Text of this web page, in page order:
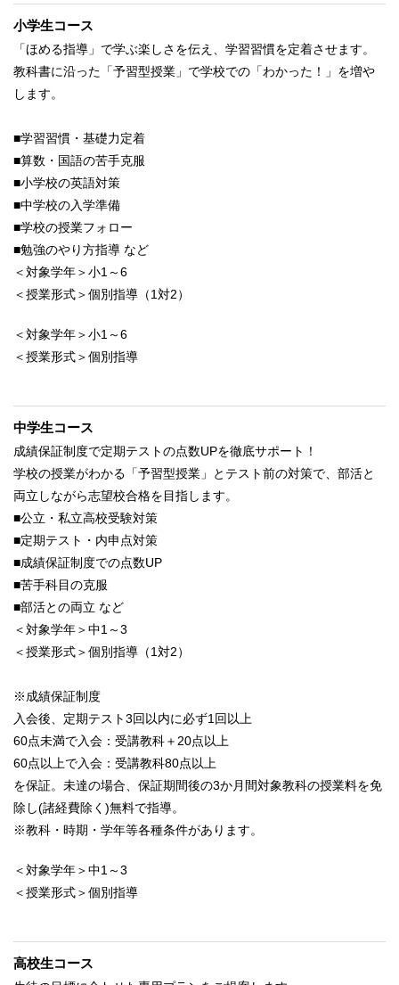
小学生コース
「ほめる指導」で学ぶ楽しさを伝え、学習習慣を定着させます。
教科書に沿った「予習型授業」で学校での「わかった！」を増や
します。
■学習習慣・基礎力定着
■算数・国語の苦手克服
■小学校の英語対策
■中学校の入学準備
■学校の授業フォロー
■勉強のやり方指導 など
＜対象学年＞小1～6
＜授業形式＞個別指導（1対2）
＜対象学年＞小1～6
＜授業形式＞個別指導
中学生コース
成績保証制度で定期テストの点数UPを徹底サポート！
学校の授業がわかる「予習型授業」とテスト前の対策で、部活と
両立しながら志望校合格を目指します。
■公立・私立高校受験対策
■定期テスト・内申点対策
■成績保証制度での点数UP
■苦手科目の克服
■部活との両立 など
＜対象学年＞中1～3
＜授業形式＞個別指導（1対2）
※成績保証制度
入会後、定期テスト3回以内に必ず1回以上
60点未満で入会：受講教科＋20点以上
60点以上で入会：受講教科80点以上
を保証。未達の場合、保証期間後の3か月間対象教科の授業料を免
除し(諸経費除く)無料で指導。
※教科・時期・学年等各種条件があります。
＜対象学年＞中1～3
＜授業形式＞個別指導
高校生コース